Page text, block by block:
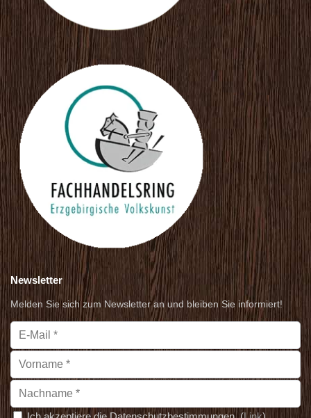
Newsletter
Melden Sie sich zum Newsletter an und bleiben Sie informiert!